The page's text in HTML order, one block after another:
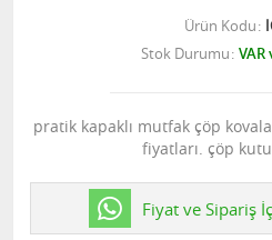
Ürün Kodu
Stok Durumu VAR
pratik kapaklı mutfak çöp
fiyatları. çöp
Fiyat ve Sipariş